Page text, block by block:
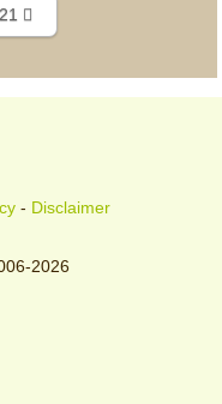
- Disclaimer
2026